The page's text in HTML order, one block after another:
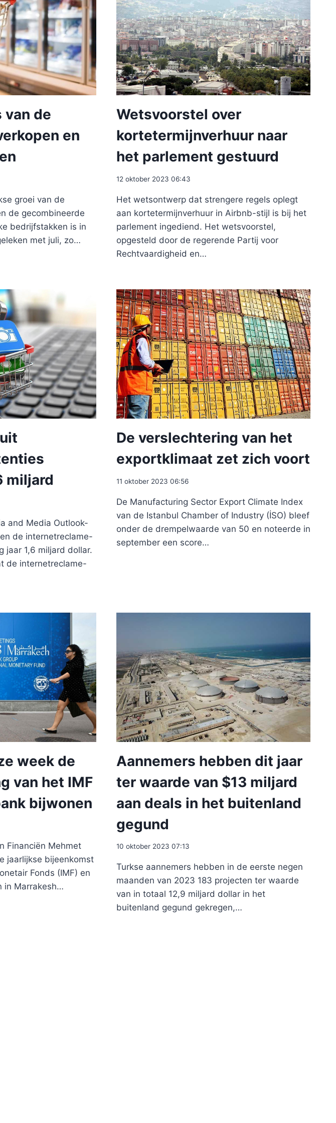
van de
en
groei van de
de gecombineerde
bedrijfstakken is in
met juli, zo…
Wetsvoorstel over
kortetermijnverhuur naar
het parlement gestuurd
12 oktober 2023 06:43
Het wetsontwerp dat strengere regels oplegt
aan kortetermijnverhuur in Airbnb-stijl is bij het
parlement ingediend. Het wetsvoorstel,
opgesteld door de regerende Partij voor
Rechtvaardigheid en…
miljard
and Media Outlook-
de internetreclame-
jaar 1,6 miljard dollar.
de internetreclame-
De verslechtering van het
exportklimaat zet zich voort
11 oktober 2023 06:56
De Manufacturing Sector Export Climate Index
van de Istanbul Chamber of Industry (İSO) bleef
onder de drempelwaarde van 50 en noteerde in
september een score…
week de
van het IMF
bijwonen
Financiën Mehmet
jaarlijkse bijeenkomst
Fonds (IMF) en
in Marrakesh…
Aannemers hebben dit jaar
ter waarde van $13 miljard
aan deals in het buitenland
gegund
10 oktober 2023 07:13
Turkse aannemers hebben in de eerste negen
maanden van 2023 183 projecten ter waarde
van in totaal 12,9 miljard dollar in het
buitenland gegund gekregen,…